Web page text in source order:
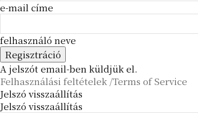
e-mail címe
felhasználó neve
A jelszót email-ben küldjük el.
Felhasználási feltételek /Terms of Service
Jelszó visszaállítás
Jelszó visszaállítás